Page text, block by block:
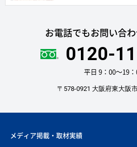
お電話でもお問い合
0120-
平日 9：00〜19
〒578-0921 大阪府東大阪
メディア掲載・取材実績